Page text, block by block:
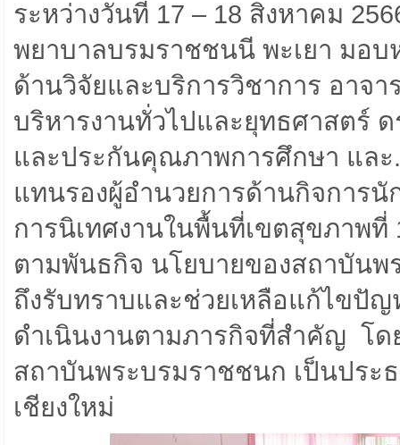
ระหว่างวันที่ 17 – 18 สิงหาคม
พยาบาลบรมราชชนนี พะเยา มอ
ด้านวิจัยและบริการวิชาการ อาจ
บริหารงานทั่วไปและยุทธศาสตร์
และประกันคุณภาพการศึกษา แล
แทนรองผู้อำนวยการด้านกิจการ
การนิเทศงานในพื้นที่เขตสุขภาพที่
ตามพันธกิจ นโยบายของสถาบัน
ถึงรับทราบและช่วยเหลือแก้ไขปั
ดำเนินงานตามภารกิจที่สำคัญ โด
สถาบันพระบรมราชชนก เป็นประ
เชียงใหม่